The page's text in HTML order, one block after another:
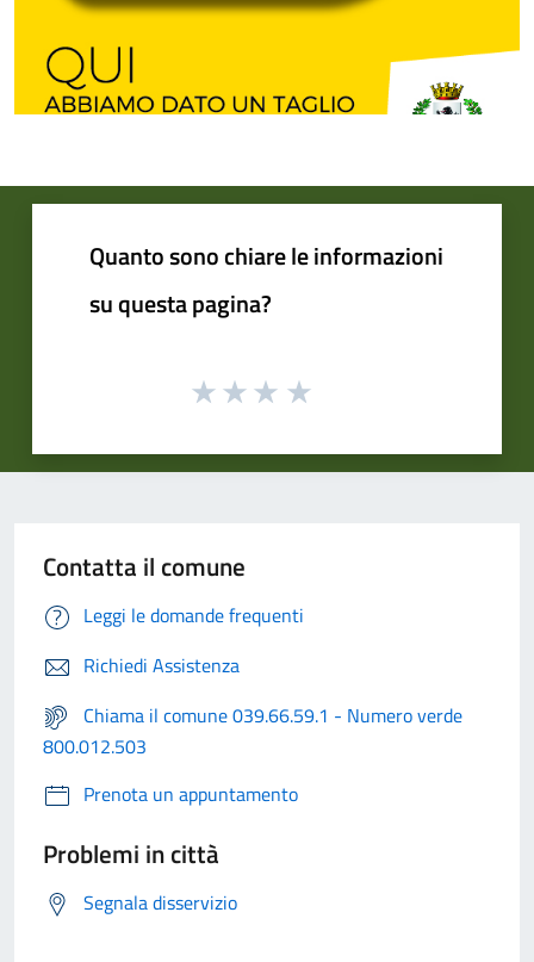
Quanto sono chiare le informazioni
su questa pagina?
Contatta il comune
Leggi le domande frequenti
Richiedi Assistenza
Chiama il comune 039.66.59.1 - Numero verde
800.012.503
Prenota un appuntamento
Problemi in città
Segnala disservizio